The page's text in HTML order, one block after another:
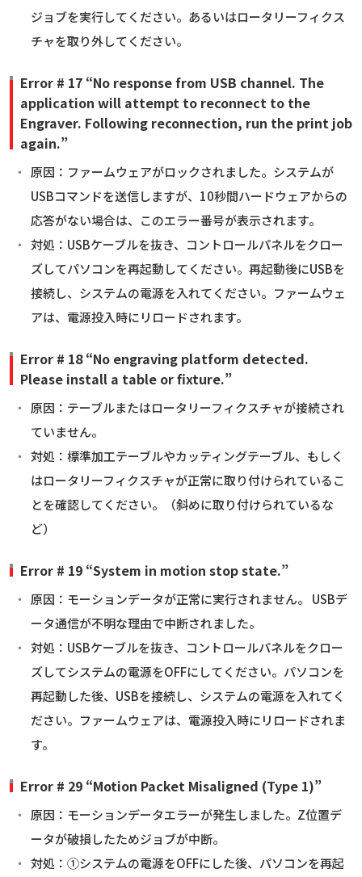
ジョブを実行してください。あるいはロータリーフィクス
チャを取り外してください。
Error # 17 “No response from USB channel. The
application will attempt to reconnect to the
Engraver. Following reconnection, run the print job
again.”
原因：ファームウェアがロックされました。システムが
USBコマンドを送信しますが、10秒間ハードウェアからの
応答がない場合は、このエラー番号が表示されます。
対処：USBケーブルを抜き、コントロールパネルをクロー
ズしてパソコンを再起動してください。再起動後にUSBを
接続し、システムの電源を入れてください。ファームウェ
アは、電源投入時にリロードされます。
Error # 18 “No engraving platform detected.
Please install a table or fixture.”
原因：テーブルまたはロータリーフィクスチャが接続され
ていません。
対処：標準加工テーブルやカッティングテーブル、もしく
はロータリーフィクスチャが正常に取り付けられているこ
とを確認してください。（斜めに取り付けられているな
ど）
Error # 19 “System in motion stop state.”
原因：モーションデータが正常に実行されません。 USBデ
ータ通信が不明な理由で中断されました。
対処：USBケーブルを抜き、コントロールパネルをクロー
ズしてシステムの電源をOFFにしてください。パソコンを
再起動した後、USBを接続し、システムの電源を入れてく
ださい。ファームウェアは、電源投入時にリロードされま
す。
Error # 29 “Motion Packet Misaligned (Type 1)”
原因：モーションデータエラーが発生しました。Z位置デ
ータが破損したためジョブが中断。
対処：①システムの電源をOFFにした後、パソコンを再起